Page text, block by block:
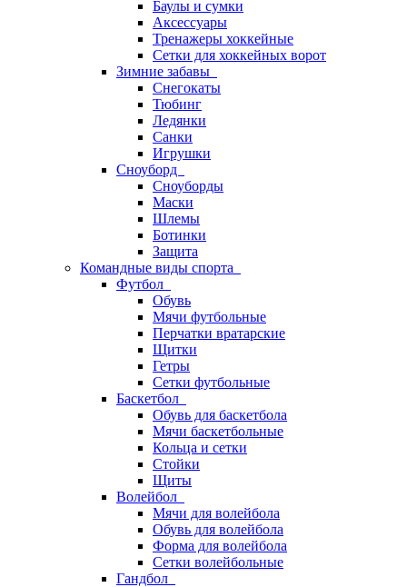
Баулы и сумки
Аксессуары
Тренажеры хоккейные
Сетки для хоккейных ворот
Зимние забавы
Снегокаты
Тюбинг
Ледянки
Санки
Игрушки
Сноуборд
Сноуборды
Маски
Шлемы
Ботинки
Защита
Командные виды спорта
Футбол
Обувь
Мячи футбольные
Перчатки вратарские
Щитки
Гетры
Сетки футбольные
Баскетбол
Обувь для баскетбола
Мячи баскетбольные
Кольца и сетки
Стойки
Щиты
Волейбол
Мячи для волейбола
Обувь для волейбола
Форма для волейбола
Сетки волейбольные
Гандбол